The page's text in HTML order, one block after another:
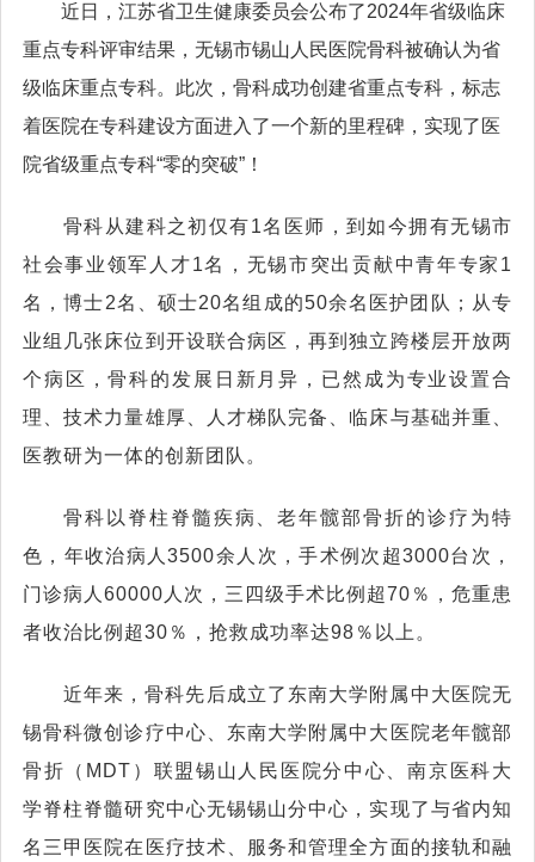
近日，江苏省卫生健康委员会公布了2024年省级临床
重点专科评审结果，无锡市锡山人民医院骨科被确认为省
级临床重点专科。此次，骨科成功创建省重点专科，标志
着医院在专科建设方面进入了一个新的里程碑，实现了医
院省级重点专科“零的突破”！
骨科从建科之初仅有1名医师，到如今拥有无锡市
社会事业领军人才1名，无锡市突出贡献中青年专家1
名，博士2名、硕士20名组成的50余名医护团队；从专
业组几张床位到开设联合病区，再到独立跨楼层开放两
个病区，骨科的发展日新月异，已然成为专业设置合
理、技术力量雄厚、人才梯队完备、临床与基础并重、
医教研为一体的创新团队。
骨科以脊柱脊髓疾病、老年髋部骨折的诊疗为特
色，年收治病人3500余人次，手术例次超3000台次，
门诊病人60000人次，三四级手术比例超70％，危重患
者收治比例超30％，抢救成功率达98％以上。
近年来，骨科先后成立了东南大学附属中大医院无
锡骨科微创诊疗中心、东南大学附属中大医院老年髋部
骨折（MDT）联盟锡山人民医院分中心、南京医科大
学脊柱脊髓研究中心无锡锡山分中心，实现了与省内知
名三甲医院在医疗技术、服务和管理全方面的接轨和融